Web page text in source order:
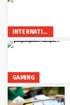
INTERNATIONAL
GAMING